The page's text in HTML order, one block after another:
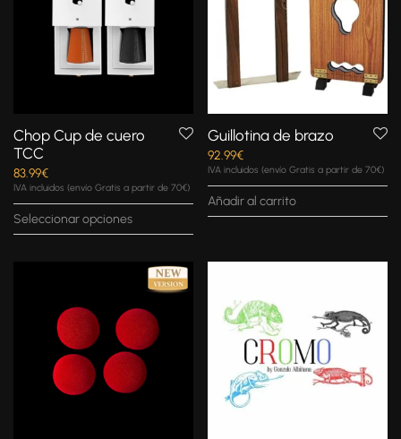
Chop Cup de cuero
TCC
83.99€
IVA incluidos (envío Gratis a partir de 70€)
Seleccionar opciones
Guillotina de brazo
92.99€
IVA incluidos (envío Gratis a partir de 70€)
Añadir al carrito